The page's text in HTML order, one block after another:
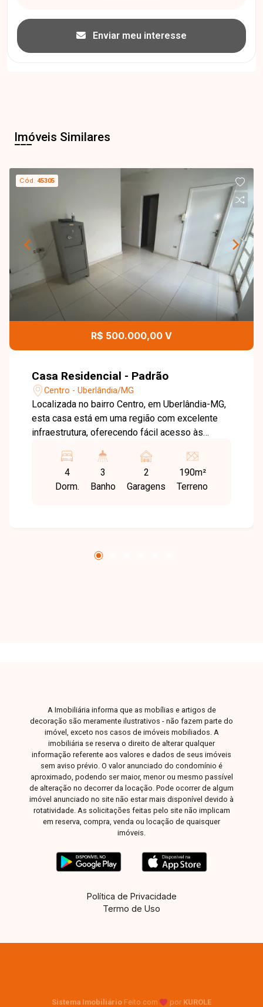
Enviar meu interesse
Imóveis Similares
Cód.45305
R$ 500.000,00 V
Casa Residencial - Padrão
Centro - Uberlândia/MG
Localizada no bairro Centro, em Uberlândia-MG,
esta casa está em uma região com excelente
infraestrutura, oferecendo fácil acesso às
supermercados, escolas, farmácias,
restaurantes e diversos comércios,
proporcionando praticidade, conforto e
área de serviço, despensa e 2 vagas de
4
Dorm.
3
Banho
2
Garagens
190m²
Terreno
A Imobiliária informa que as mobílias e artigos de
decoração são meramente ilustrativos - não fazem parte do
imóvel, exceto nos casos de imóveis mobiliados. A
imobiliária se reserva o direito de alterar qualquer
informação referente aos valores e dados de seus imóveis
sem aviso prévio. O valor anunciado do condomínio é
aproximado, podendo ser maior, menor ou mesmo passível
de alteração no decorrer da locação. Pode ocorrer de algum
imóvel anunciado no site não estar mais disponível devido à
rotatividade. As solicitações feitas pelo site não implicam
em reserva, compra, venda ou locação de quaisquer
imóveis.
Política de Privacidade
Termo de Uso
Sistema Imobiliário Feito com por KUROLE